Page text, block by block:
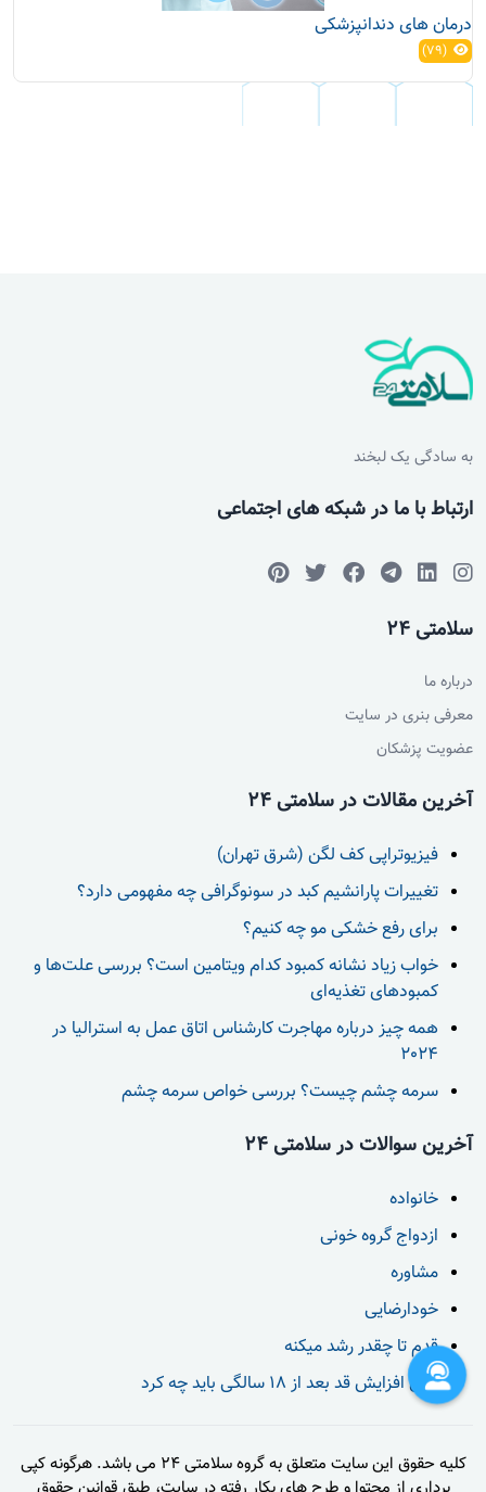
درمان های دندانپزشکی
(79)
به سادگی یک لبخند
ارتباط با ما در شبکه های اجتماعی
سلامتی 24
درباره ما
معرفی بنری در سایت
عضویت پزشکان
آخرین مقالات در سلامتی 24
فیزیوتراپی کف لگن (شرق تهران)
تغییرات پارانشیم کبد در سونوگرافی چه مفهومی دارد؟
برای رفع خشکی مو چه کنیم؟
خواب زیاد نشانه کمبود کدام ویتامین است؟ بررسی علت‌ها و
کمبودهای تغذیه‌ای
همه چیز درباره مهاجرت کارشناس اتاق عمل به استرالیا در
2024
سرمه چشم چیست؟ بررسی خواص سرمه چشم
آخرین سوالات در سلامتی 24
خانواده
ازدواج گروه خونی
مشاوره
خودارضایی
قدم تا چقدر رشد میکنه
برای افزایش قد بعد از 18 سالگی باید چه کرد
کلیه حقوق این سایت متعلق به گروه سلامتی 24 می باشد. هرگونه کپی